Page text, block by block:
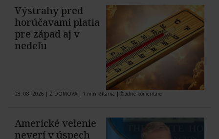
Výstrahy pred
horúčavami platia
pre západ aj v
nedeľu
08. 08. 2026 | Z DOMOVA | 1 min. čítania | Žiadne komentáre
Americké velenie
neverí v úspech